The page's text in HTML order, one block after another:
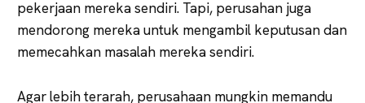
pekerjaan mereka sendiri. Tapi, perusahan juga
mendorong mereka untuk mengambil keputusan dan
memecahkan masalah mereka sendiri.
Agar lebih terarah, perusahaan mungkin memandu